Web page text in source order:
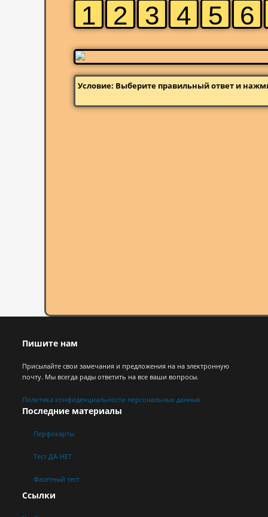
1 2 3 4 5 6
Условие: Выберите правильный ответ и
Пишите нам
Присылайте свои замечания и предложения на на электронную
почту. Мы всегда рады ответить на все ваши вопросы.
Политика конфиденциальности персональных данных
Последние материалы
Перфокарты
Тест ДА-НЕТ
Фасетный тест
Ссылки